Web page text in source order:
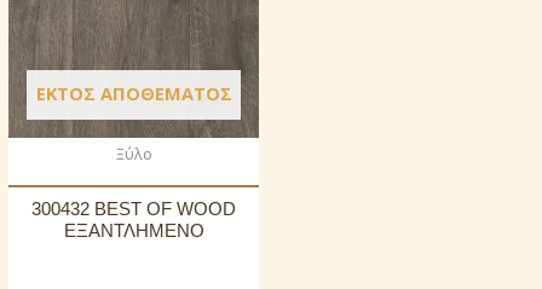
ΕΚΤΌΣ ΑΠΟΘΈΜΑΤΟΣ
Ξύλο
300432 BEST OF WOOD
ΕΞΑΝΤΛΗΜΕΝΟ